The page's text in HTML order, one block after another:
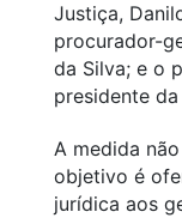
Justiça,
procurador-
da Silva; e o
presidente da
A medida
objetivo é
jurídica aos